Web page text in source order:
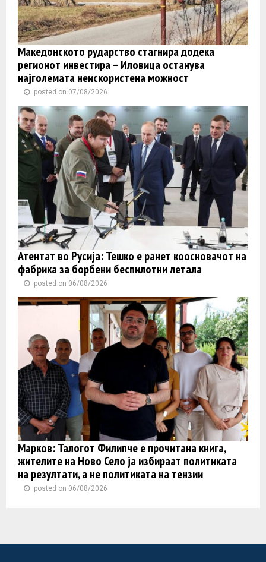
Македонското рударство стагнира додека
регионот инвестира – Иловица останува
најголемата неискористена можност
posted on 07/08/2026
Атентат во Русија: Тешко е ранет коосновачот на
фабрика за борбени беспилотни летала
posted on 06/08/2026
Марков: Талогот Филипче е прочитана книга,
жителите на Ново Село ја избираат политиката
на резултати, а не политиката на тензии
posted on 06/08/2026